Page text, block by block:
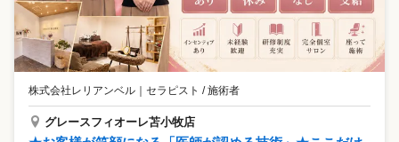
株式会社レリアンベル セラピスト / 施術者
グレースフィオーレ苫小牧店